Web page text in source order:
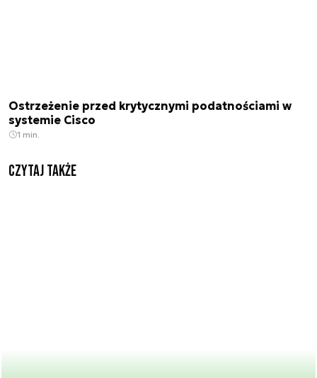
Ostrzeżenie przed krytycznymi podatnościami w
systemie Cisco
1 min.
Czytaj także